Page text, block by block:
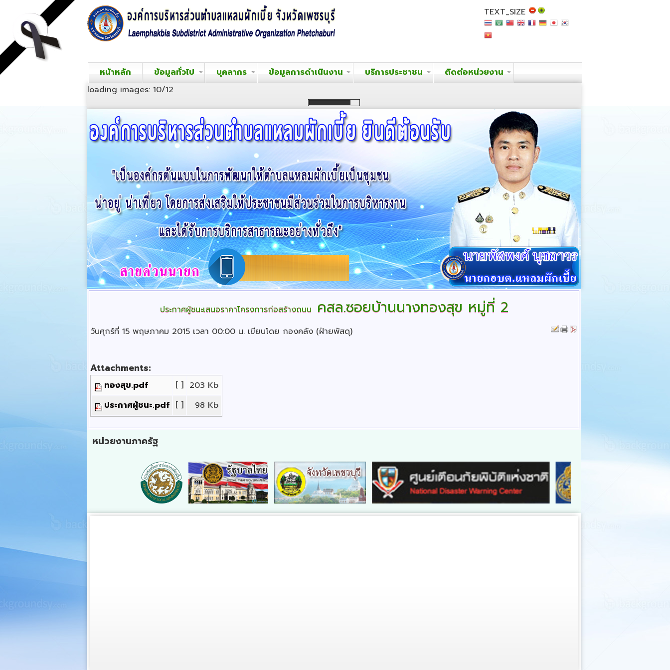
TEXT_SIZE
หน้าหลัก ข้อมูลทั่วไป บุคลากร ข้อมูลการดำเนินงาน บริการประชาชน
ติดต่อหน่วยงาน
loading images: 10/12
ประกาศผู้ชนะเสนอราคาโครงการก่อสร้างถนน คสล.ซอยบ้านนางทองสุข หมู่ที่ 2
วันศุกร์ที่ 15 พฤษภาคม 2015 เวลา 00:00 น. เขียนโดย กองคลัง (ฝ่ายพัสดุ)
Attachments:
ทองสุข.pdf [ ] 203 Kb
ประกาศผู้ชนะ.pdf [ ] 98 Kb
หน่วยงานภาครัฐ